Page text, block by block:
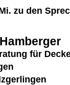
zu den
für